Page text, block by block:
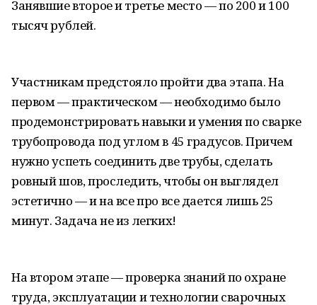
Занявшие второе и третье место — по 200 и 100
тысяч рублей.
Участникам предстояло пройти два этапа. На
первом — практическом — необходимо было
продемонстрировать навыки и умения по сварке
трубопровода под углом в 45 градусов. Причем
нужно успеть соединить две трубы, сделать
ровный шов, проследить, чтобы он выглядел
эстетично — и на все про все дается лишь 25
минут. Задача не из легких!
На втором этапе — проверка знаний по охране
труда, эксплуатации и технологии сварочных